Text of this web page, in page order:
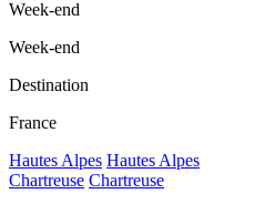
Week-end
Week-end
Destination
France
Hautes Alpes Hautes Alpes
Chartreuse Chartreuse